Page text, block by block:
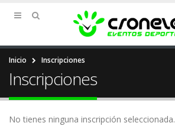
Inicio Inscripciones
Inscripciones
No tienes ninguna inscripción seleccionada.